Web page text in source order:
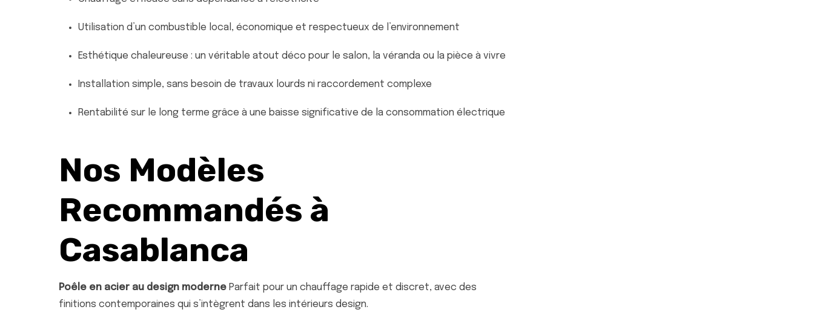
Utilisation d’un combustible local, économique et respectueux de l’environnement
Esthétique chaleureuse : un véritable atout déco pour le salon, la véranda ou la pièce à vivre
Installation simple, sans besoin de travaux lourds ni raccordement complexe
Rentabilité sur le long terme grâce à une baisse significative de la consommation électrique
Nos Modèles
Recommandés à
Casablanca
Poêle en acier au design moderne Parfait pour un chauffage rapide et discret, avec des
finitions contemporaines qui s’intègrent dans les intérieurs design.